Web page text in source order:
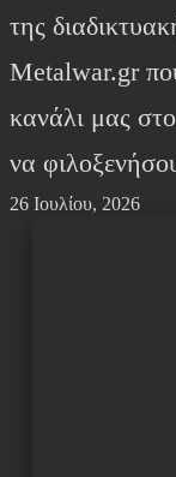
της
Metalwar.gr
κανάλι μας
να
26 Ιουλίου, 2026